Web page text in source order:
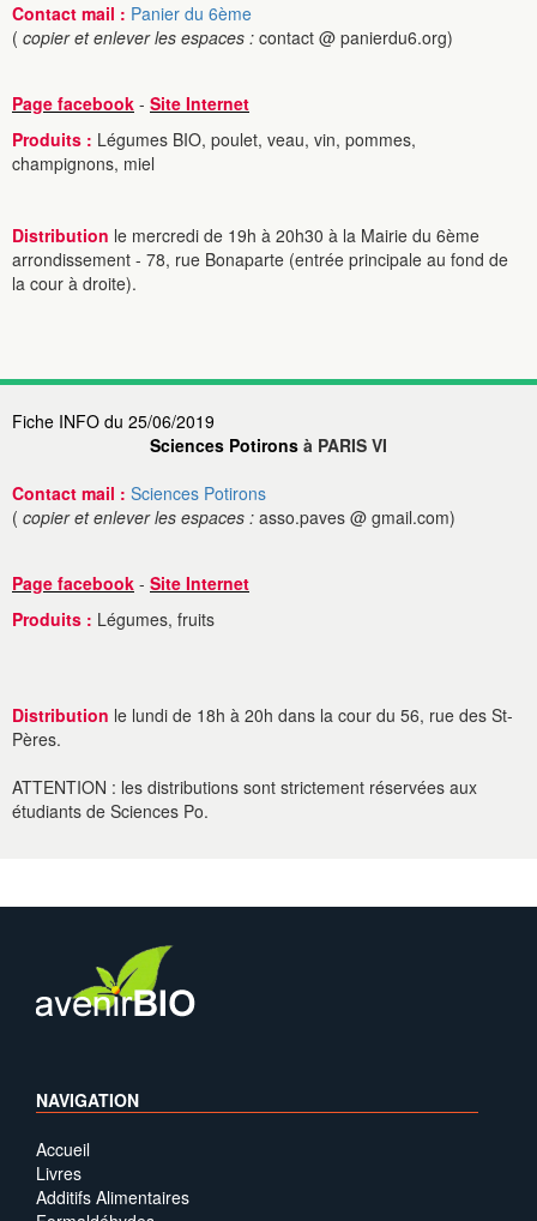
Contact mail : Panier du 6ème
( copier et enlever les espaces : contact @ panierdu6.org)
Page facebook - Site Internet
Produits : Légumes BIO, poulet, veau, vin, pommes,
champignons, miel
Distribution le mercredi de 19h à 20h30 à la Mairie du 6ème
arrondissement - 78, rue Bonaparte (entrée principale au fond de
la cour à droite).
Fiche INFO du 25/06/2019
Sciences Potirons à PARIS VI
Contact mail : Sciences Potirons
( copier et enlever les espaces : asso.paves @ gmail.com)
Page facebook - Site Internet
Produits : Légumes, fruits
Distribution le lundi de 18h à 20h dans la cour du 56, rue des St-
Pères.
ATTENTION : les distributions sont strictement réservées aux
étudiants de Sciences Po.
NAVIGATION
Accueil
Livres
Additifs Alimentaires